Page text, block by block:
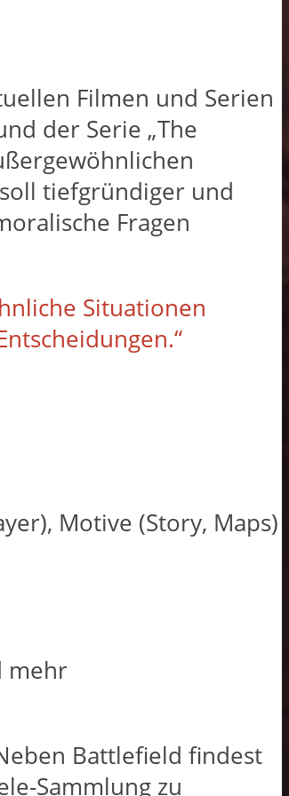
Filmen und Serien
der Serie „The
tiefgründiger und
Fragen
Situationen
Motive (Story, Maps)
mehr
Battlefield findest
Sammlung zu